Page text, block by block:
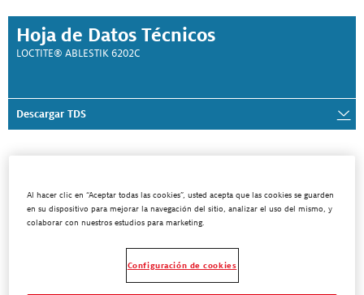
Hoja de Datos Técnicos
LOCTITE® ABLESTIK 6202C
Descargar TDS
idioma?
Busca para un SDS en otra idioma
Al hacer clic en “Aceptar todas las cookies”, usted acepta que las cookies se guarden
en su dispositivo para mejorar la navegación del sitio, analizar el uso del mismo, y
colaborar con nuestros estudios para marketing.
Configuración de cookies